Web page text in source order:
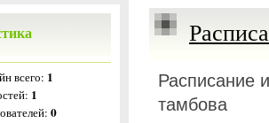
всего: 1
1
0
Расписание
тамбова